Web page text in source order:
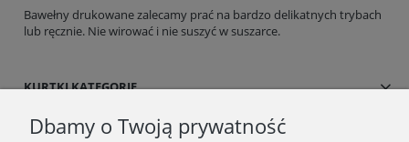
Bawełny drukowane zalecamy prać na bardzo delikatnych trybach
lub ręcznie. Nie wirować i nie suszyć w suszarce.
KURTKI KATEGORIE
SUKIENKI/SPÓDNICE
Dbamy o Twoją prywatność